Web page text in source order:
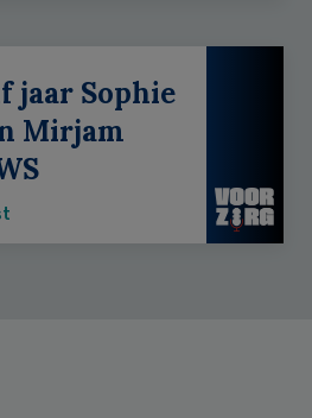
jaar Sophie
Mirjam